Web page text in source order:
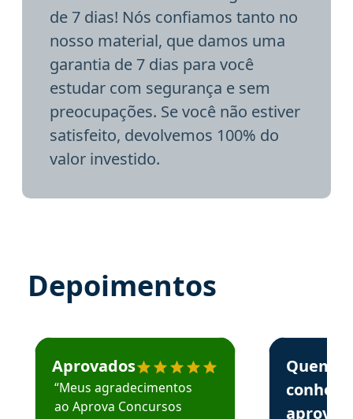
de 7 dias! Nós confiamos tanto no
nosso material, que damos uma
garantia de 7 dias para você
estudar com segurança e sem
preocupações. Se você não estiver
satisfeito, devolvemos 100% do
valor investido.
Depoimentos
Estudante José recomenda o Aprova Concursos em
Aprovados
“Meus agradecimentos
ao Aprova Concursos
Estudante
Quem
aprova